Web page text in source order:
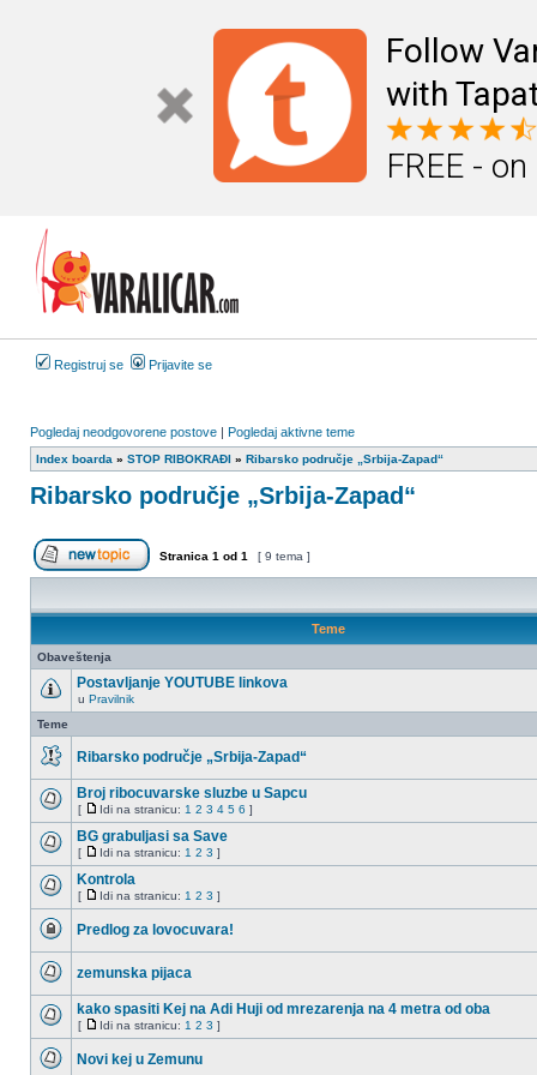
Follow
with
FREE -
Registruj se Prijavite se
Pogledaj neodgovorene postove | Pogledaj aktivne teme
Index boarda » STOP RIBOKRAĐI » Ribarsko područje „Srbija-Zapad“
Ribarsko područje „Srbija-Zapad“
Započni novu temu
Stranica 1 od 1 [ 9 tema ]
Teme
Obaveštenja
Nema
postova
Postavljanje YOUTUBE linkova
u Pravilnik
Teme
nepročitanih
postova
Ribarsko područje „Srbija-Zapad“
Nema
nepročitanih
postova
Broj ribocuvarske sluzbe u Sapcu
[
Idi
na
stranicu
Idi na stranicu: 1 2 3 4 5 6 ]
Nema
nepročitanih
postova
BG grabuljasi sa Save
[
Idi
na
stranicu
Idi na stranicu: 1 2 3 ]
Nema
postova
Kontrola
[
Idi
stranicu
Idi na stranicu: 1 2 3 ]
ne
možete
menjate
postove
Predlog za lovocuvara!
nepročitanih
postova
zemunska pijaca
Nema
postova
kako spasiti Kej na Adi Huji od mrezarenja na 4 metra od oba
[
Idi
stranicu
Idi na stranicu: 1 2 3 ]
Novi kej u Zemunu